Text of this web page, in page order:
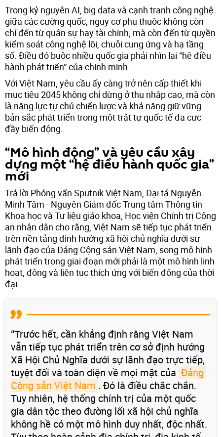
Trong kỷ nguyên AI, big data và cạnh tranh công nghệ
giữa các cường quốc, nguy cơ phụ thuộc không còn
chỉ đến từ quân sự hay tài chính, mà còn đến từ quyền
kiểm soát công nghệ lõi, chuỗi cung ứng và hạ tầng
số. Điều đó buộc nhiều quốc gia phải nhìn lại “hệ điều
hành phát triển” của chính mình.
Với Việt Nam, yêu cầu ấy càng trở nên cấp thiết khi
mục tiêu 2045 không chỉ dừng ở thu nhập cao, mà còn
là năng lực tự chủ chiến lược và khả năng giữ vững
bản sắc phát triển trong một trật tự quốc tế đa cực
đầy biến động.
“Mô hình động” và yêu cầu xây
dựng một “hệ điều hành quốc gia”
mới
Trả lời Phỏng vấn Sputnik Việt Nam, Đại tá Nguyễn
Minh Tâm - Nguyên Giám đốc Trung tâm Thông tin
Khoa học và Tư liệu giáo khoa, Học viện Chính trị Công
an nhân dân cho rằng, Việt Nam sẽ tiếp tục phát triển
trên nền tảng định hướng xã hội chủ nghĩa dưới sự
lãnh đạo của Đảng Cộng sản Việt Nam, song mô hình
phát triển trong giai đoạn mới phải là một mô hình linh
hoạt, động và liên tục thích ứng với biến động của thời
đại.
“Trước hết, cần khẳng định rằng Việt Nam
vẫn tiếp tục phát triển trên cơ sở định hướng
Xã Hội Chủ Nghĩa dưới sự lãnh đạo trực tiếp,
tuyệt đối và toàn diện về mọi mặt của Đảng
Cộng sản Việt Nam . Đó là điều chắc chắn.
Tuy nhiên, hệ thống chính trị của một quốc
gia dân tộc theo đường lối xã hội chủ nghĩa
không hề có một mô hình duy nhất, độc nhất.